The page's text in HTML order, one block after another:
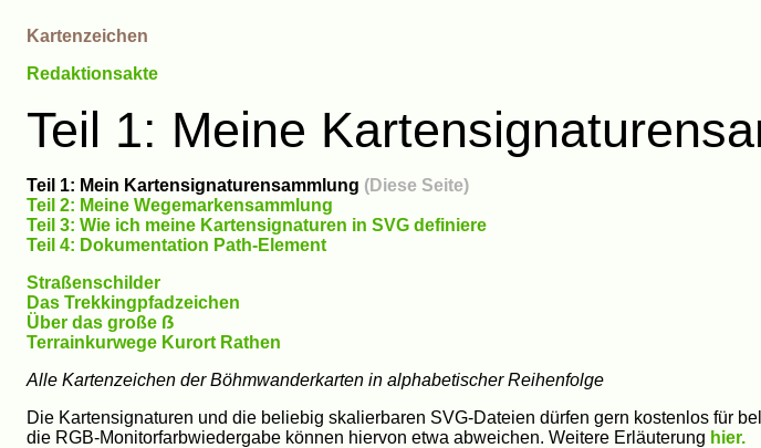
Kartenzeichen
Redaktionsakte
Teil 1: Meine
Teil 1: Mein Kartensignaturensammlung (Diese Seite)
Teil 2: Meine Wegemarkensammlung
Teil 3: Wie ich meine Kartensignaturen in SVG definiere
Teil 4: Dokumentation Path-Element
Straßenschilder
Das Trekkingpfadzeichen
Über das große ẞ
Terrainkurwege Kurort Rathen
Alle Kartenzeichen der Böhmwanderkarten in alphabetischer Reihenfolge
Die Kartensignaturen und die beliebig skalierbaren SVG-Dateien dürfen gern kostenlos für
die RGB-Monitorfarbwiedergabe können hiervon etwa abweichen. Weitere Erläuterung hier.